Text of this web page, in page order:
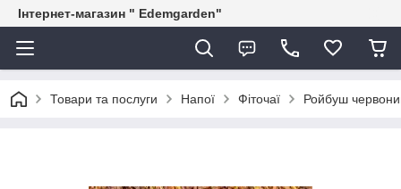
Інтернет-магазин " Edemgarden"
Товари та послуги Напої Фіточаї Ройбуш